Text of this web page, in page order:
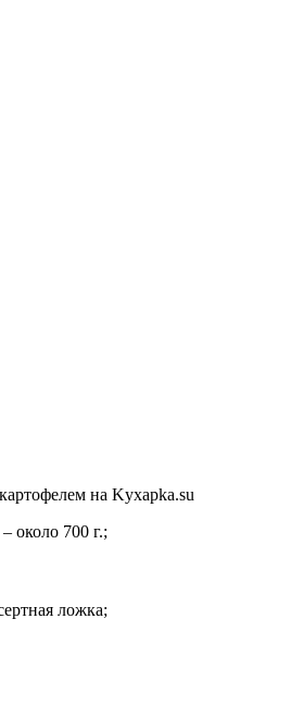
на Kyxapka.su
около 700 г.;
ложка;